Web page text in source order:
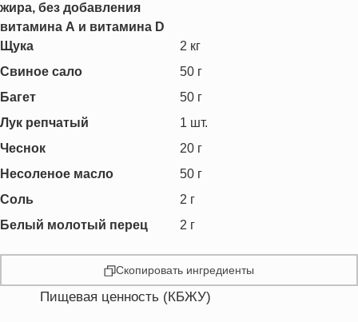
жира, без добавления
витамина А и витамина D
Щука 2 кг
Свиное сало
50 г
Багет
50 г
Лук репчатый
1 шт.
Чеснок
20 г
Несоленое масло
50 г
Соль
2 г
Белый молотый перец
2 г
Скопировать ингредиенты
Пищевая ценность (КБЖУ)